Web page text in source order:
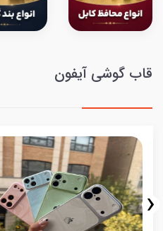
قاب گوشی آیفون
‹